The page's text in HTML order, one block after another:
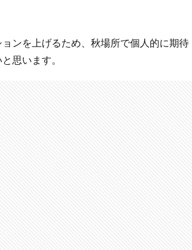
ンを上げるため、秋場所で個人的に期待
思います。